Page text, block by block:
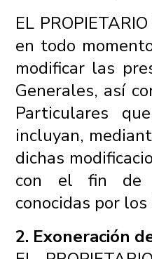
EL
en todo
modificar las
Generales, así
Particulares
incluyan,
dichas
con el fin de
conocidas por
2. Exoneración